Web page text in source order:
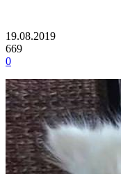
19.08.2019
669
0